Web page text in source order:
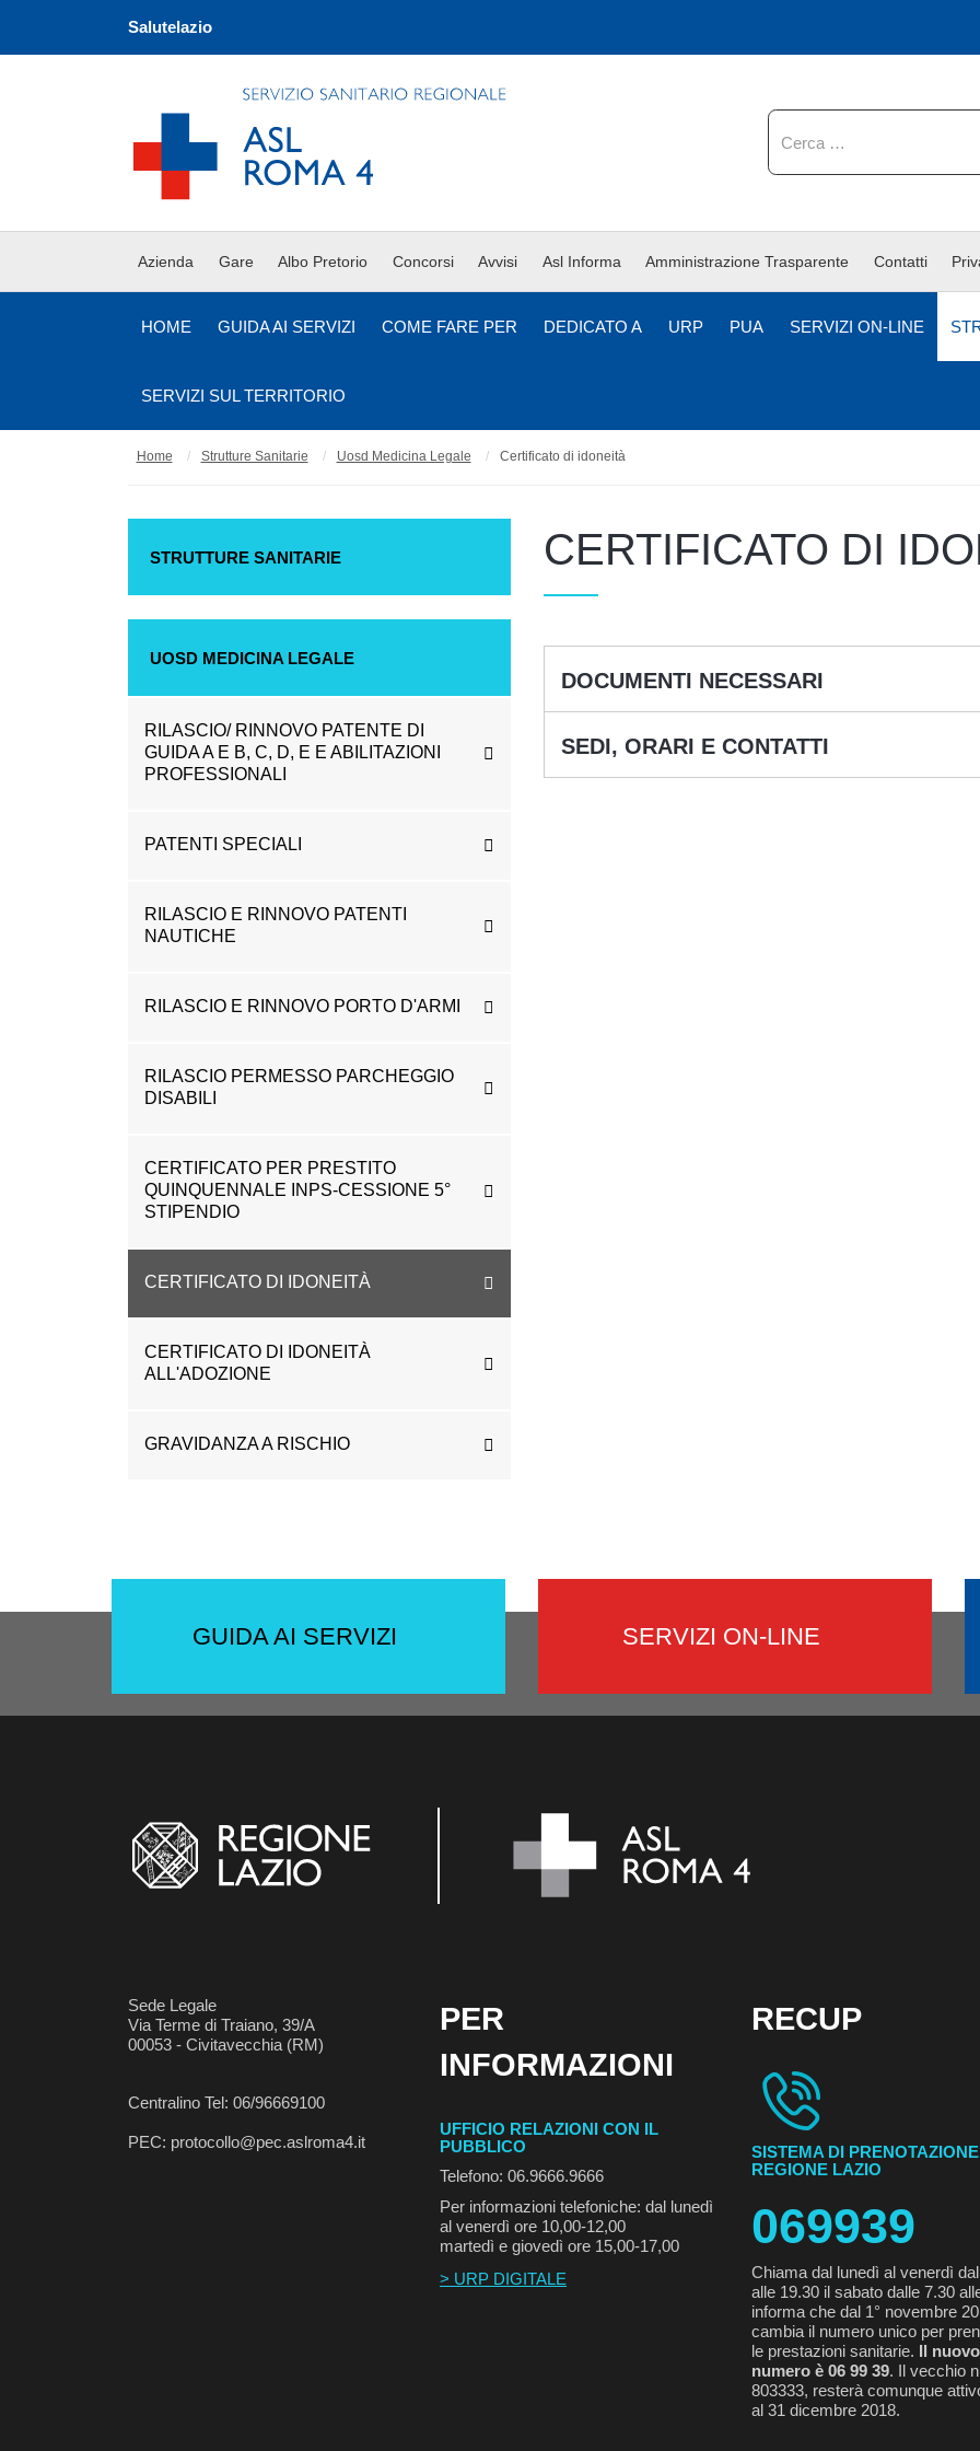
Salutelazio
Cerca
Azienda Gare Albo Pretorio Concorsi Avvisi Asl Informa Amministrazione Trasparente Contatti
HOME GUIDA AI SERVIZI COME FARE PER DEDICATO A URP PUA SERVIZI ON-LINE
SERVIZI SUL TERRITORIO
Home Strutture Sanitarie Uosd Medicina Legale Certificato di idoneità
CERTIFICATO DI
DOCUMENTI NECESSARI
SEDI, ORARI E CONTATTI
STRUTTURE SANITARIE
UOSD MEDICINA LEGALE
RILASCIO/ RINNOVO PATENTE DI
GUIDA A E B, C, D, E E ABILITAZIONI
PROFESSIONALI
PATENTI SPECIALI
RILASCIO E RINNOVO PATENTI
NAUTICHE
RILASCIO E RINNOVO PORTO D'ARMI
RILASCIO PERMESSO PARCHEGGIO
DISABILI
CERTIFICATO PER PRESTITO
QUINQUENNALE INPS-CESSIONE 5°
STIPENDIO
CERTIFICATO DI IDONEITÀ
CERTIFICATO DI IDONEITÀ
ALL'ADOZIONE
GRAVIDANZA A RISCHIO
GUIDA AI SERVIZI SERVIZI ON-LINE
Sede Legale
Via Terme di Traiano, 39/A
00053 - Civitavecchia (RM)
Centralino Tel: 06/96669100
PEC: protocollo@pec.aslroma4.it
PER
INFORMAZIONI
UFFICIO RELAZIONI CON IL
PUBBLICO
Telefono: 06.9666.9666
Per informazioni telefoniche: dal lunedì
al venerdì ore 10,00-12,00
martedì e giovedì ore 15,00-17,00
> URP DIGITALE
RECUP
SISTEMA DI PRENOTAZIONE
REGIONE LAZIO
069939
Chiama dal lunedì al venerdì
alle 19.30 il sabato dalle 7.30
informa che dal 1° novembre
cambia il numero unico per
le prestazioni sanitarie. Il nuovo
numero è 06 99 39. Il vecchio
803333, resterà comunque
al 31 dicembre 2018.